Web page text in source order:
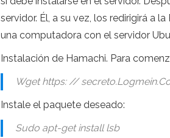
servidor. Él, a su vez, los redirigirá a
una computadora con el servidor
Instalación de Hamachi. Para
Wget https: //
Instale el paquete deseado:
Sudo apt-get install lsb